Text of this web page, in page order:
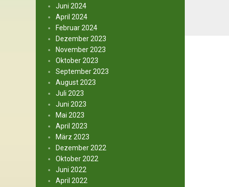
Juni 2024
April 2024
Februar 2024
Dezember 2023
November 2023
Oktober 2023
September 2023
August 2023
Juli 2023
Juni 2023
Mai 2023
April 2023
März 2023
Dezember 2022
Oktober 2022
Juni 2022
April 2022